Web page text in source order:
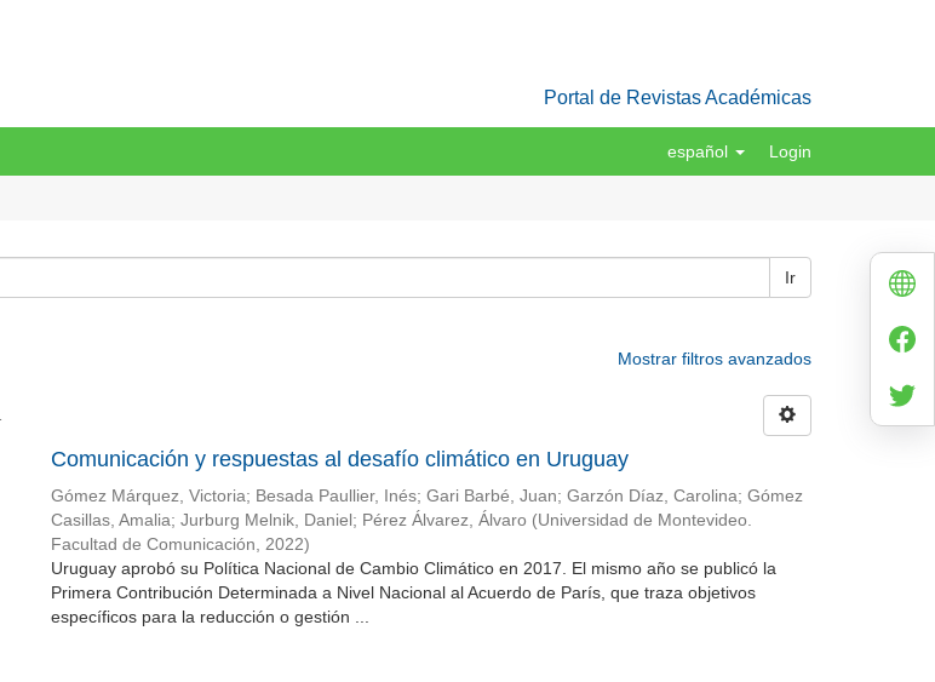
Portal de Revistas Académicas
español Login
Ir
Mostrar filtros avanzados
Comunicación y respuestas al desafío climático en Uruguay
Gómez Márquez, Victoria; Besada Paullier, Inés; Gari Barbé, Juan; Garzón Díaz, Carolina; Gómez
Casillas, Amalia; Jurburg Melnik, Daniel ; Pérez Álvarez, Álvaro (Universidad de Montevideo.
Facultad de Comunicación, 2022)
Uruguay aprobó su Política Nacional de Cambio Climático en 2017. El mismo año se publicó la
Primera Contribución Determinada a Nivel Nacional al Acuerdo de París, que traza objetivos
específicos para la reducción o gestión ...